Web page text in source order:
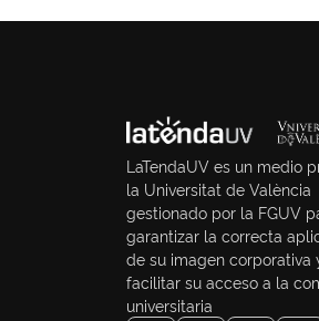
LaTendaUV es un medio
la Universitat de València
gestionado por la FGUV
garantizar la correcta
de su imagen corporativa
facilitar su acceso a la
universitaria